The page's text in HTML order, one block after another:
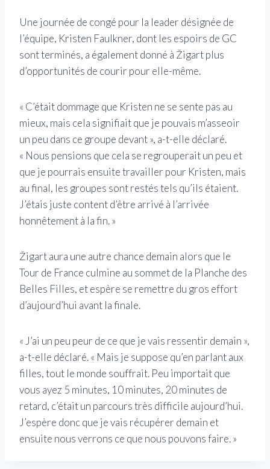
Une journée de congé pour la leader désignée de
l’équipe, Kristen Faulkner, dont les espoirs de GC
sont terminés, a également donné à Žigart plus
d’opportunités de courir pour elle-même.
« C’était dommage que Kristen ne se sente pas au
mieux, mais cela signifiait que je pouvais m’asseoir
un peu dans ce groupe devant », a-t-elle déclaré.
« Nous pensions que cela se regrouperait un peu et
que je pourrais ensuite travailler pour Kristen, mais
au final, les groupes sont restés tels qu’ils étaient.
J’étais juste content d’être arrivé à l’arrivée
honnêtement à la fin. »
Žigart aura une autre chance demain alors que le
Tour de France culmine au sommet de la Planche des
Belles Filles, et espère se remettre du gros effort
d’aujourd’hui avant la finale.
« J’ai un peu peur de ce que je vais ressentir demain »,
a-t-elle déclaré. « Mais je suppose qu’en parlant aux
filles, tout le monde souffrait. Peu importait que
vous ayez 5 minutes, 10 minutes, 20 minutes de
retard, c’était un parcours très difficile aujourd’hui.
J’espère donc que je vais récupérer demain et
ensuite nous verrons ce que nous pouvons faire. »